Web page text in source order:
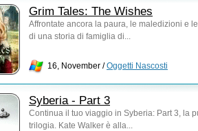
Grim Tales: The Wishes
Affrontate ancora la paura, le maledizioni e
di una storia di famiglia di...
16, November /Oggetti Nascosti
Syberia - Part 3
Continua il tuo viaggio in Syberia: Part 3, la
trilogia. Kate Walker è alla...